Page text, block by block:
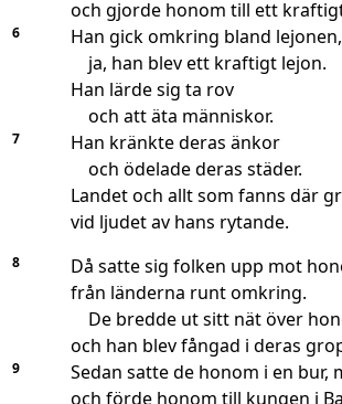
och gjorde honom till ett
6
Han gick omkring bland lejonen,
ja, han blev ett kraftigt lejon.
Han lärde sig ta rov
och att äta människor.
7
Han kränkte deras änkor
och ödelade deras städer.
Landet och allt som fanns där
vid ljudet av hans rytande.
8
Då satte sig folken upp mot
från länderna runt omkring.
De bredde ut sitt nät över
och han blev fångad i deras
9
Sedan satte de honom i en bur,
och förde honom till kungen i